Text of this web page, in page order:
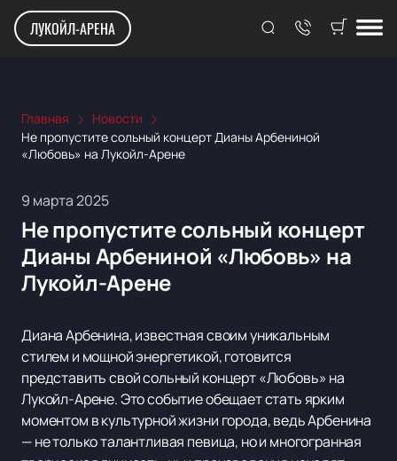
ЛУКОЙЛ-АРЕНА
Главная
Новости
Не пропустите сольный концерт Дианы Арбениной
«Любовь» на Лукойл-Арене
9 марта 2025
Не пропустите сольный концерт
Дианы Арбениной «Любовь» на
Лукойл-Арене
Диана Арбенина, известная своим уникальным
стилем и мощной энергетикой, готовится
представить свой сольный концерт «Любовь» на
Лукойл-Арене. Это событие обещает стать ярким
моментом в культурной жизни города, ведь Арбенина
— не только талантливая певица, но и многогранная